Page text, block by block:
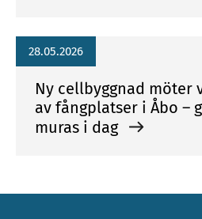
28.05.2026
Ny cellbyggnad möter
av fångplatser i Åbo –
muras i dag